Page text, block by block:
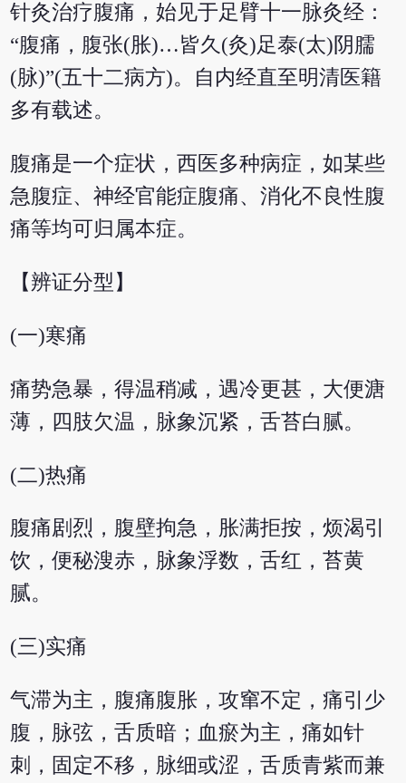
针灸治疗腹痛，始见于足臂十一脉灸经：
“腹痛，腹张(胀)…皆久(灸)足泰(太)阴臑
(脉)”(五十二病方)。自内经直至明清医籍
多有载述。
腹痛是一个症状，西医多种病症，如某些
急腹症、神经官能症腹痛、消化不良性腹
痛等均可归属本症。
【辨证分型】
(一)寒痛
痛势急暴，得温稍减，遇冷更甚，大便溏
薄，四肢欠温，脉象沉紧，舌苔白腻。
(二)热痛
腹痛剧烈，腹壁拘急，胀满拒按，烦渴引
饮，便秘溲赤，脉象浮数，舌红，苔黄
腻。
(三)实痛
气滞为主，腹痛腹胀，攻窜不定，痛引少
腹，脉弦，舌质暗；血瘀为主，痛如针
刺，固定不移，脉细或涩，舌质青紫而兼